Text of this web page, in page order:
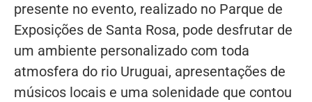
presente no evento, realizado no Parque de
Exposições de Santa Rosa, pode desfrutar de
um ambiente personalizado com toda
atmosfera do rio Uruguai, apresentações de
músicos locais e uma solenidade que contou